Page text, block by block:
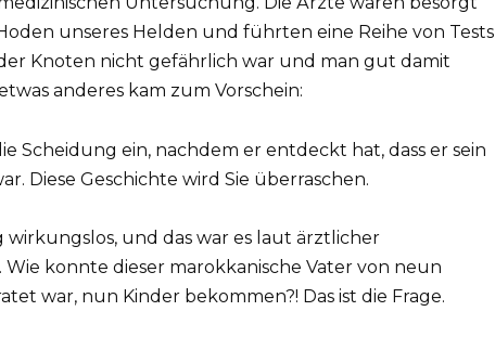
unseres Helden und führten eine Reihe von Tests
Knoten nicht gefährlich war und man gut damit
anderes kam zum Vorschein:
wirkungslos, und das war es laut ärztlicher
konnte dieser marokkanische Vater von neun
war, nun Kinder bekommen?! Das ist die Frage.